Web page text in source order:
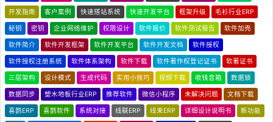
开发指南 客户案例 快速搭站系统 快速开发平台 框架升级 毛衫行业ERP
秘钥 密钥 企业网络维护 权限设计 软件报价 软件测试报告 软件加壳
软件简介 软件开发框架 软件开发平台 软件开发文档 软件授权
软件授权注册系统 软件体系架构 软件下载 软件著作权登记证书 软著证书
三层架构 设计模式 生成代码 实用小技巧 视频下载 收钱音箱 数据锁
数据同步 塑木地板行业ERP 推荐软件 微信小程序 未解决问题 文档下载
喜鹊ERP 喜鹊软件 系统对接 线联ERP 线束ERP 详细设计说明书 新功能